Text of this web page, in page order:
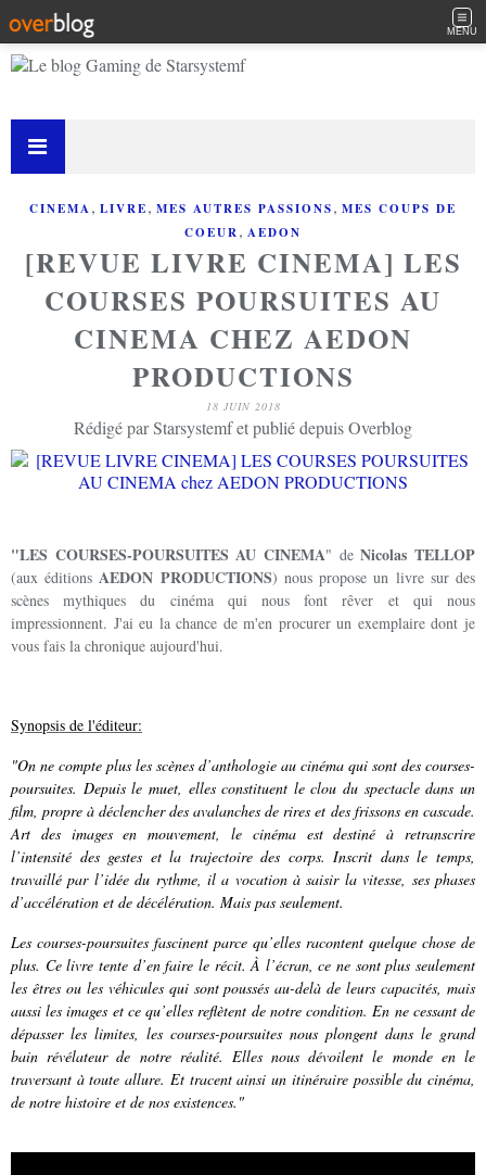
MENU
CINEMA, LIVRE, MES AUTRES PASSIONS, MES COUPS DE
COEUR, AEDON
[REVUE LIVRE CINEMA] LES
COURSES POURSUITES AU
CINEMA CHEZ AEDON
PRODUCTIONS
18 JUIN 2018
Rédigé par Starsystemf et publié depuis Overblog
"LES COURSES-POURSUITES AU CINEMA" deNicolas TELLOP
(aux éditionsAEDON PRODUCTIONS) nous propose un livre sur des
scènes mythiques du cinéma qui nous font rêver et qui nous
impressionnent. J'ai eu la chance de m'en procurer un exemplaire dont je
vous fais la chronique aujourd'hui.
Synopsis de l'éditeur:
"On ne compte plus les scènes d’anthologie au cinéma qui sont des courses-
poursuites. Depuis le muet, elles constituent le clou du spectacle dans un
film, propre à déclencher des avalanches de rires et des frissons en cascade.
Art des images en mouvement, le ­cinéma est destiné à retranscrire
l’intensité des gestes et la trajectoire des corps. Inscrit dans le temps,
travaillé par l’idée du rythme, il a ­vocation à saisir la vitesse, ses phases
d’accélération et de décélération. Mais pas seulement.
Les courses-poursuites fascinent parce qu’elles racontent quelque chose de
plus. Ce livre tente d’en faire le récit. À l’écran, ce ne sont plus seulement
les êtres ou les véhicules qui sont ­poussés au-delà de leurs capacités, mais
aussi les images et ce qu’elles ­reflètent de notre condition. En ne cessant de
­dépasser les limites, les courses-poursuites nous plongent dans le grand
bain révélateur de notre réalité. Elles nous dévoilent le monde en le
traversant à toute allure. Et tracent ainsi un itinéraire possible du ­cinéma,
de notre histoire et de nos existences."